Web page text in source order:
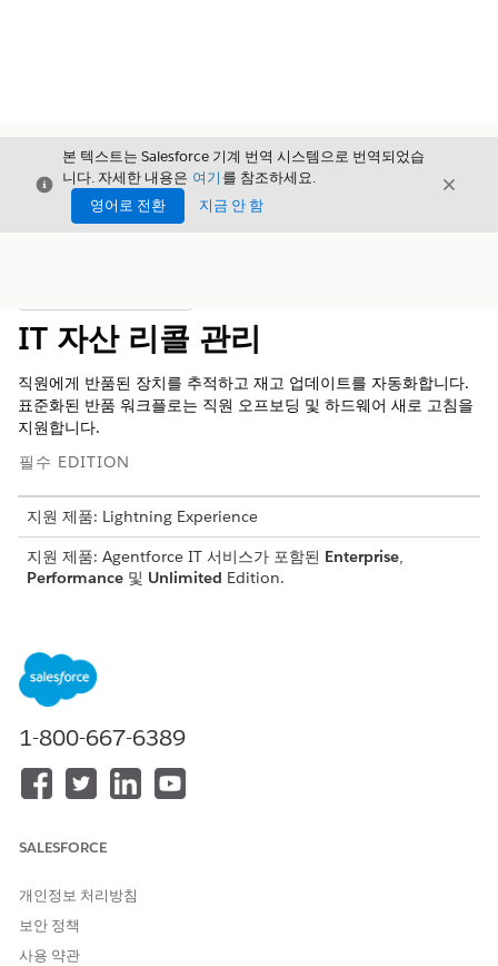
닫기
본 텍스트는 Salesforce 기계 번역 시스템으로 번역되었습
니다. 자세한 내용은 여기 를 참조하세요.
영어로 전환
지금 안 함
닫기
IT 자산 리콜 관리
직원에게 반품된 장치를 추적하고 재고 업데이트를 자동화합니다.
표준화된 반품 워크플로는 직원 오프보딩 및 하드웨어 새로 고침을
지원합니다.
필수 EDITION
지원 제품: Lightning Experience
지원 제품: Agentforce IT 서비스가 포함된 Enterprise,
Performance 및 Unlimited Edition.
반품된 IT 하드웨어의 전체 종단간 여정을 추적합니다.
단일 요청에서 특정 재고소 또는 폐기 공급업체로 다양한 장치
를 라우팅합니다.
모든 상태 변경 사항에 대한 감사 추적을 유지하여 규정 준수 요
구 사항을 충족합니다.
자산을 수령하거나 사용 중지하면 재고 수가 자동으로 업데이트
됩니다.
중앙 집중식 앱에서 내부 하드웨어 재고에 대한 수명 종료 및 복
신 장치를 실시간으로 확인하고, 대상 재고실에서 수량 롤업을
자동화하고, 자산 상태 변경 사항에 대한 정확한 감사 추적을 유
지할 수 있습니다.
1-800-667-6389
SALESFORCE
개인정보 처리방침
보안 정책
사용 약관